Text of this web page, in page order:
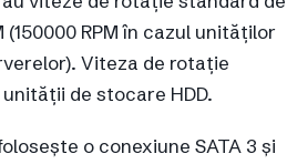
(150000 RPM în cazul unităților
Viteza de rotație
de stocare HDD.
o conexiune SATA 3 și